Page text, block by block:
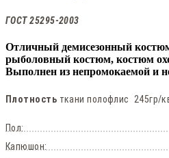
ГОСТ 25295-2003
Отличный демисезонный
рыболовный костюм, костюм
Выполнен из непромокаемой и
Плотность ткани полофлис 245гр/
Пол:
Капюшон: